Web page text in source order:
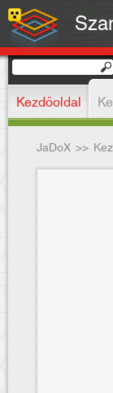
Kezdőoldal
JaDoX >>